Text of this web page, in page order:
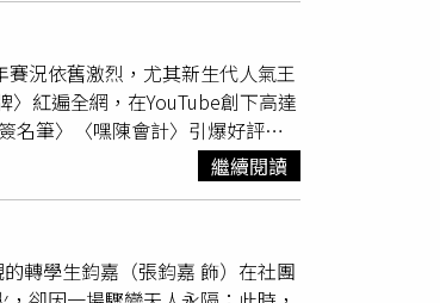
像是一個我們集體創作的作
的情緒價值，讓他激發出令人驚
伊卡哇周邊讓他覺得很解壓。
捉胎兒疑似回應爸爸聲音的珍貴
可能不多」，展現一貫幽默作
段最重要的就是休息與睡眠，
、充得到電就OK」。沈玉琳也說
連忙在5分鐘洗完澡，假裝從容
況依舊激烈，尤其新生代人氣王
紅遍全網，在YouTube創下高達
名筆〉〈嘿陳會計〉引爆好評，
家庭溫情，唱
一票觀眾。
猜中該台語的意思，起初他剛看
字，而抽中「安餒母湯」時，一
如果我剛剛拒絕，我就可以說
，也讓粉絲感到相當驚喜，直
繼續閱讀
轉學生鈞嘉（張鈞嘉 飾）在社團